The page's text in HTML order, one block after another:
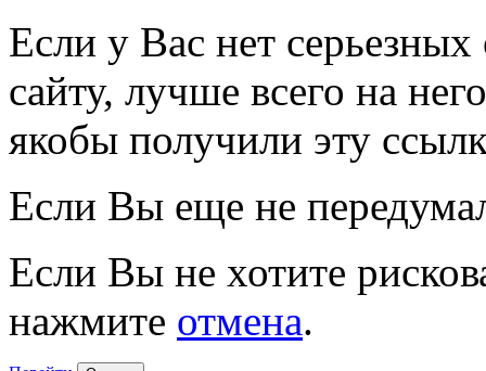
Если у Вас нет
сайту, лучше всего на
якобы получили эту
Если Вы еще не
Если Вы не хотите
нажмите отмена.